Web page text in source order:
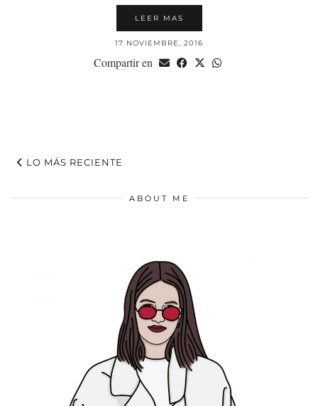
LEER MAS
17 NOVIEMBRE, 2016
Compartir en
LO MÁS RECIENTE
ABOUT ME